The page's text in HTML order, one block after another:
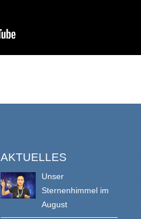
AKTUELLES
Unser
Sternenhimmel im
August